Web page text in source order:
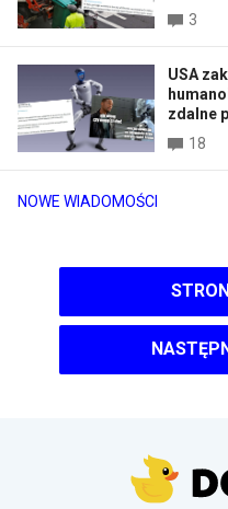
NOWE WIADOMOŚCI
3
USA
zdalne
18